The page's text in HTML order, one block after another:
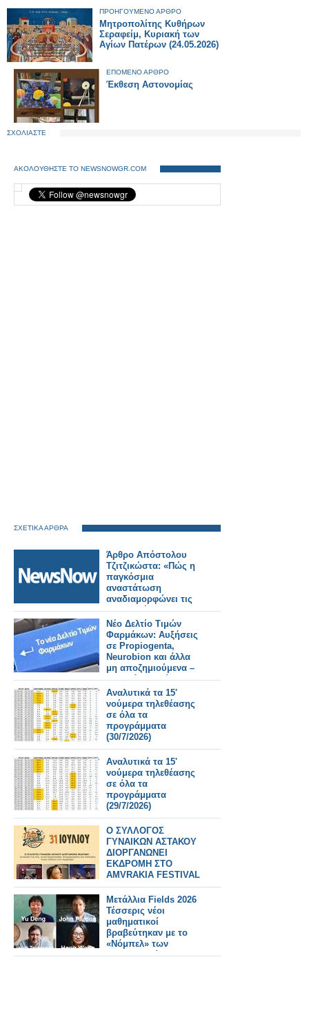
ΠΡΟΗΓΟΥΜΕΝΟ ΑΡΘΡΟ
Μητροπολίτης Κυθήρων
Σεραφείμ, Κυριακή των
Αγίων Πατέρων (24.05.2026)
ΕΠΟΜΕΝΟ ΑΡΘΡΟ
Έκθεση Αστονομίας
ΣΧΟΛΙΑΣΤΕ
ΑΚΟΛΟΥΘΗΣΤΕ ΤΟ NEWSNOWGR.COM
ΣΧΕΤΙΚΑ ΑΡΘΡΑ
Άρθρο Απόστολου
Τζιτζικώστα: «Πώς η
παγκόσμια
αναστάτωση
αναδιαμορφώνει τις
μεταφορές και τον
τουρισμό»
Νέο Δελτίο Τιμών
Φαρμάκων: Αυξήσεις
σε Propiogenta,
Neurobion και άλλα
μη αποζημιούμενα –
Τι αλλάζει από
31/7/2026
Αναλυτικά τα 15'
νούμερα τηλεθέασης
σε όλα τα
προγράμματα
(30/7/2026)
Αναλυτικά τα 15'
νούμερα τηλεθέασης
σε όλα τα
προγράμματα
(29/7/2026)
Ο ΣΥΛΛΟΓΟΣ
ΓΥΝΑΙΚΩΝ ΑΣΤΑΚΟΥ
ΔΙΟΡΓΑΝΩΝΕΙ
ΕΚΔΡΟΜΗ ΣΤΟ
AMVRAKIA FESTIVAL
ΣΤΙΣ 31/7/2026 ΣΤΗ
ΣΥΝΑΥΛΙΑ
ΧΑΤΖΗΦΡΑΓΚΕΤΑ
ΚΑΡΑΠΑΤΑΚΗ ΠΥΞ
ΛΑΞ
Μετάλλια Fields 2026
Τέσσερις νέοι
μαθηματικοί
βραβεύτηκαν με το
«Νόμπελ» των
Μαθηματικών